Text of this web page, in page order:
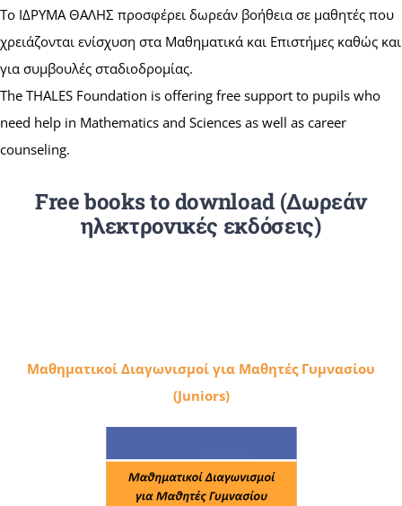
News
Summer Camp
STUDY MEDICINE
Το ΙΔΡΥΜΑ ΘΑΛΗΣ προσφέρει δωρεάν βοήθεια σε μαθητές που
χρειάζονται ενίσχυση στα Μαθηματικά και Επιστήμες καθώς και
για συμβουλές σταδιοδρομίας.
The THALES Foundation is offering free support to pupils who
need help in Mathematics and Sciences as well as career
counseling.
Free books to download (Δωρεάν
ηλεκτρονικές εκδόσεις)
Μαθηματικοί Διαγωνισμοί για Μαθητές Γυμνασίου
(Juniors)